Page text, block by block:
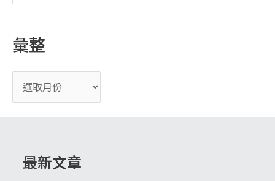
彙整
最新文章